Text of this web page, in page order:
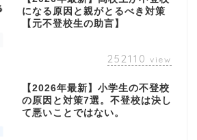
になる原因と親がとるべき対策
【元不登校生の助言】
252110 view
【2026年最新】小学生の不登校
の原因と対策7選。不登校は決し
て悪いことではない。